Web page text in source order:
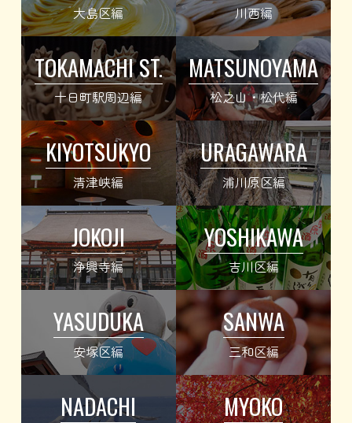
大島区編 川西編
TOKAMACHI ST.
十日町駅周辺編
MATSUNOYAMA
松之山・松代編
KIYOTSUKYO
清津峡編
URAGAWARA
浦川原区編
JOKOJI
浄興寺編
YOSHIKAWA
吉川区編
YASUDUKA
安塚区編
SANWA
三和区編
NADACHI MYOKO